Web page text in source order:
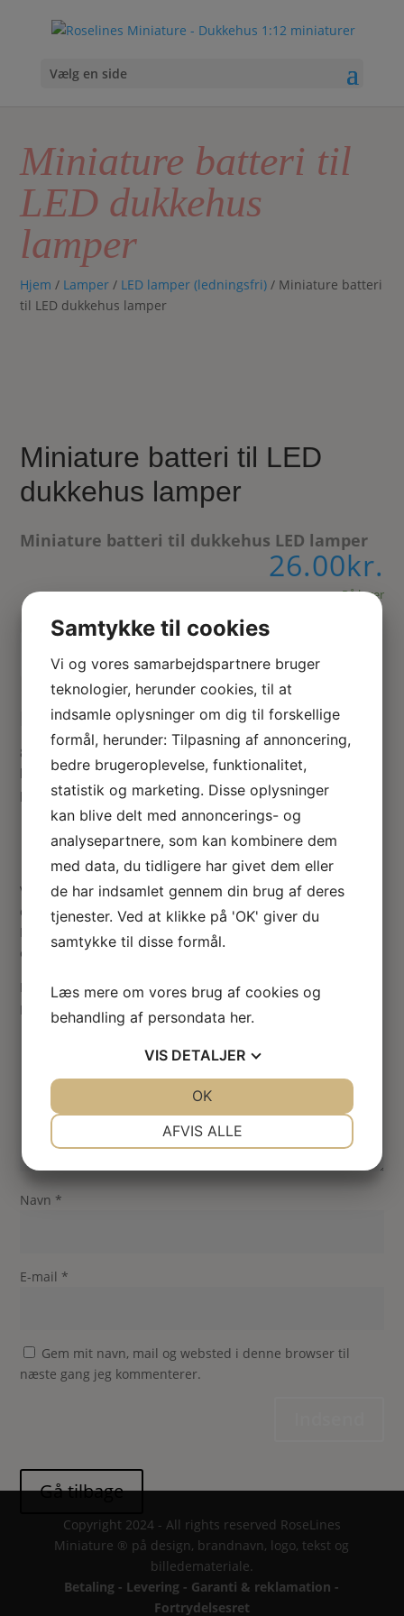
Vælg en side
Miniature batteri til
LED dukkehus
lamper
Hjem / Lamper / LED lamper (ledningsfri) / Miniature batteri
til LED dukkehus lamper
Miniature batteri til LED
dukkehus lamper
Miniature batteri til dukkehus LED lamper
26.00kr.
På lager
Tilføj til kurv
Dukkehus batteri 3V til LED lamper
8 mm i diameter, vær obs. på at nogle LED miniature
lamper bruger lidt større og fladere batterier, så dette
passer altså ikke til alle dukkehus LED lamper.
Vær den første til at anmelde “Miniature batteri til LED
dukkehus lamper”
Din e-mailadresse vil ikke blive publiceret.
er markeret med*
Din vurdering
Din anmeldelse
Navn*
E-mail *
Gem mit navn, mail og websted i denne browser til
næste gang jeg kommenterer.
Copyright 2024 - All rights reserved RoseLines
Miniature ® på design, brandnavn, logo, tekst og
billedemateriale.
Betaling - Levering - Garanti & reklamation -
Fortrydelsesret
Samtykke til cookies
Vi og vores samarbejdspartnere bruger
teknologier, herunder cookies, til at
indsamle oplysninger om dig til forskellige
formål, herunder: Tilpasning af annoncering,
bedre brugeroplevelse, funktionalitet,
statistik og marketing. Disse oplysninger
kan blive delt med annoncerings- og
analysepartnere, som kan kombinere dem
med data, du tidligere har givet dem eller
de har indsamlet gennem din brug af deres
tjenester. Ved at klikke på 'OK' giver du
samtykke til disse formål.
Læs mere om vores brug af cookies og
behandling af persondata her.
VIS DETALJER
AFVIS ALLE
OK